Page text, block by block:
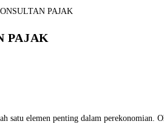
PAJAK
satu elemen penting dalam